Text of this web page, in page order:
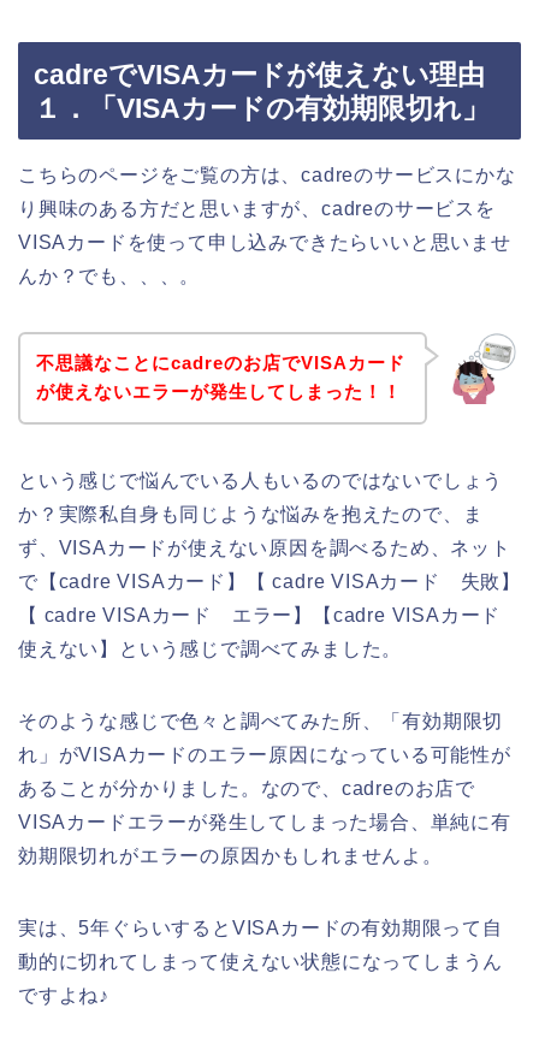
cadreでVISAカードが使えない理由
１．「VISAカードの有効期限切れ」
こちらのページをご覧の方は、cadreのサービスにかな
り興味のある方だと思いますが、cadreのサービスを
VISAカードを使って申し込みできたらいいと思いませ
んか？でも、、、。
不思議なことにcadreのお店でVISAカード
が使えないエラーが発生してしまった！！
という感じで悩んでいる人もいるのではないでしょう
か？実際私自身も同じような悩みを抱えたので、ま
ず、VISAカードが使えない原因を調べるため、ネット
で【cadre VISAカード】【 cadre VISAカード 失敗】
【 cadre VISAカード エラー】【cadre VISAカード
使えない】という感じで調べてみました。
そのような感じで色々と調べてみた所、「有効期限切
れ」がVISAカードのエラー原因になっている可能性が
あることが分かりました。なので、cadreのお店で
VISAカードエラーが発生してしまった場合、単純に有
効期限切れがエラーの原因かもしれませんよ。
実は、5年ぐらいするとVISAカードの有効期限って自
動的に切れてしまって使えない状態になってしまうん
ですよね♪